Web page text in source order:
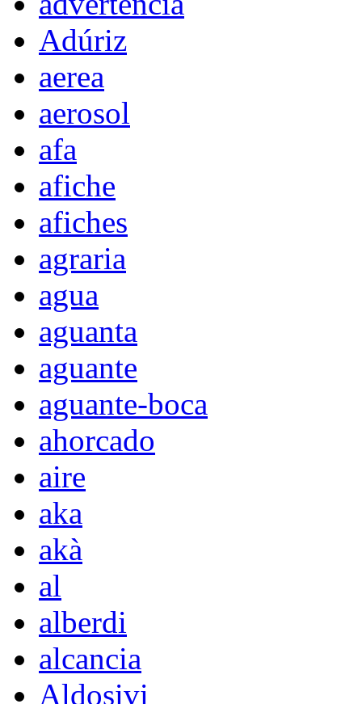
Adúriz
aerea
aerosol
afa
afiche
afiches
agraria
agua
aguanta
aguante
aguante-boca
ahorcado
aire
aka
akà
al
alberdi
alcancia
Aldosivi